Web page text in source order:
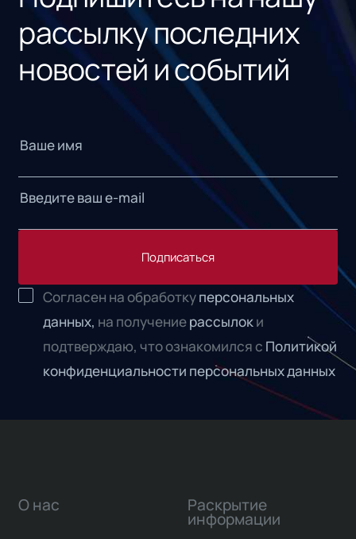
рассылку последних
новостей и событий
Подписаться
Согласен на обработкуперсональных
данных, на получениерассылоки
подтверждаю, что ознакомился с Политикой
конфиденциальности персональных данных
О нас Раскрытие
информации